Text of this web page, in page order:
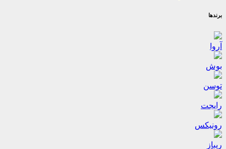
برندها
آروا
بوش
توسن
رایجت
رونیکس
ریباز